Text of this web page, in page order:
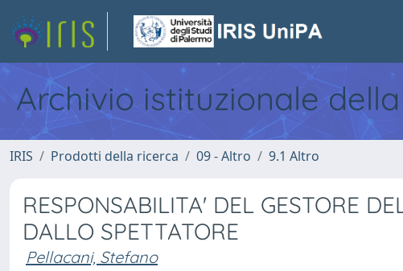
Archivio istituzionale
IRIS Prodotti della ricerca 09 - Altro 9.1 Altro
RESPONSABILITA' DEL GESTORE
DALLO SPETTATORE
Pellacani, Stefano